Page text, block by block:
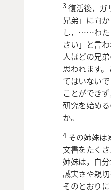
3 復活後，ガ
兄弟」に向
し，……わた
さい」と言
人ほどの兄
思われます
てはいない
ことができ
研究を始め
か。
4 その姉妹は
文書をたく
姉妹は，自
誠実さや親
そのとおり